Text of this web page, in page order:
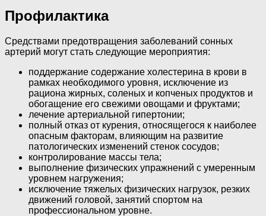
Профилактика
Средствами предотвращения заболеваний сонных
артерий могут стать следующие мероприятия:
поддержание содержание холестерина в крови в
рамках необходимого уровня, исключение из
рациона жирных, соленых и копченых продуктов и
обогащение его свежими овощами и фруктами;
лечение артериальной гипертонии;
полный отказ от курения, относящегося к наиболее
опасным факторам, влияющим на развитие
патологических изменений стенок сосудов;
контролирование массы тела;
выполнение физических упражнений с умеренным
уровнем нагружения;
исключение тяжелых физических нагрузок, резких
движений головой, занятий спортом на
профессиональном уровне.